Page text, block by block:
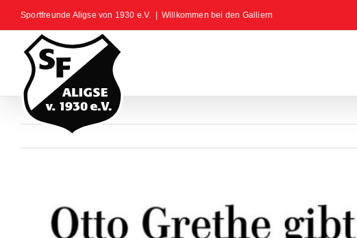
springen
Sportfreunde Aligse von 1930 e.V. Willkommen bei den Galliern
grösseres